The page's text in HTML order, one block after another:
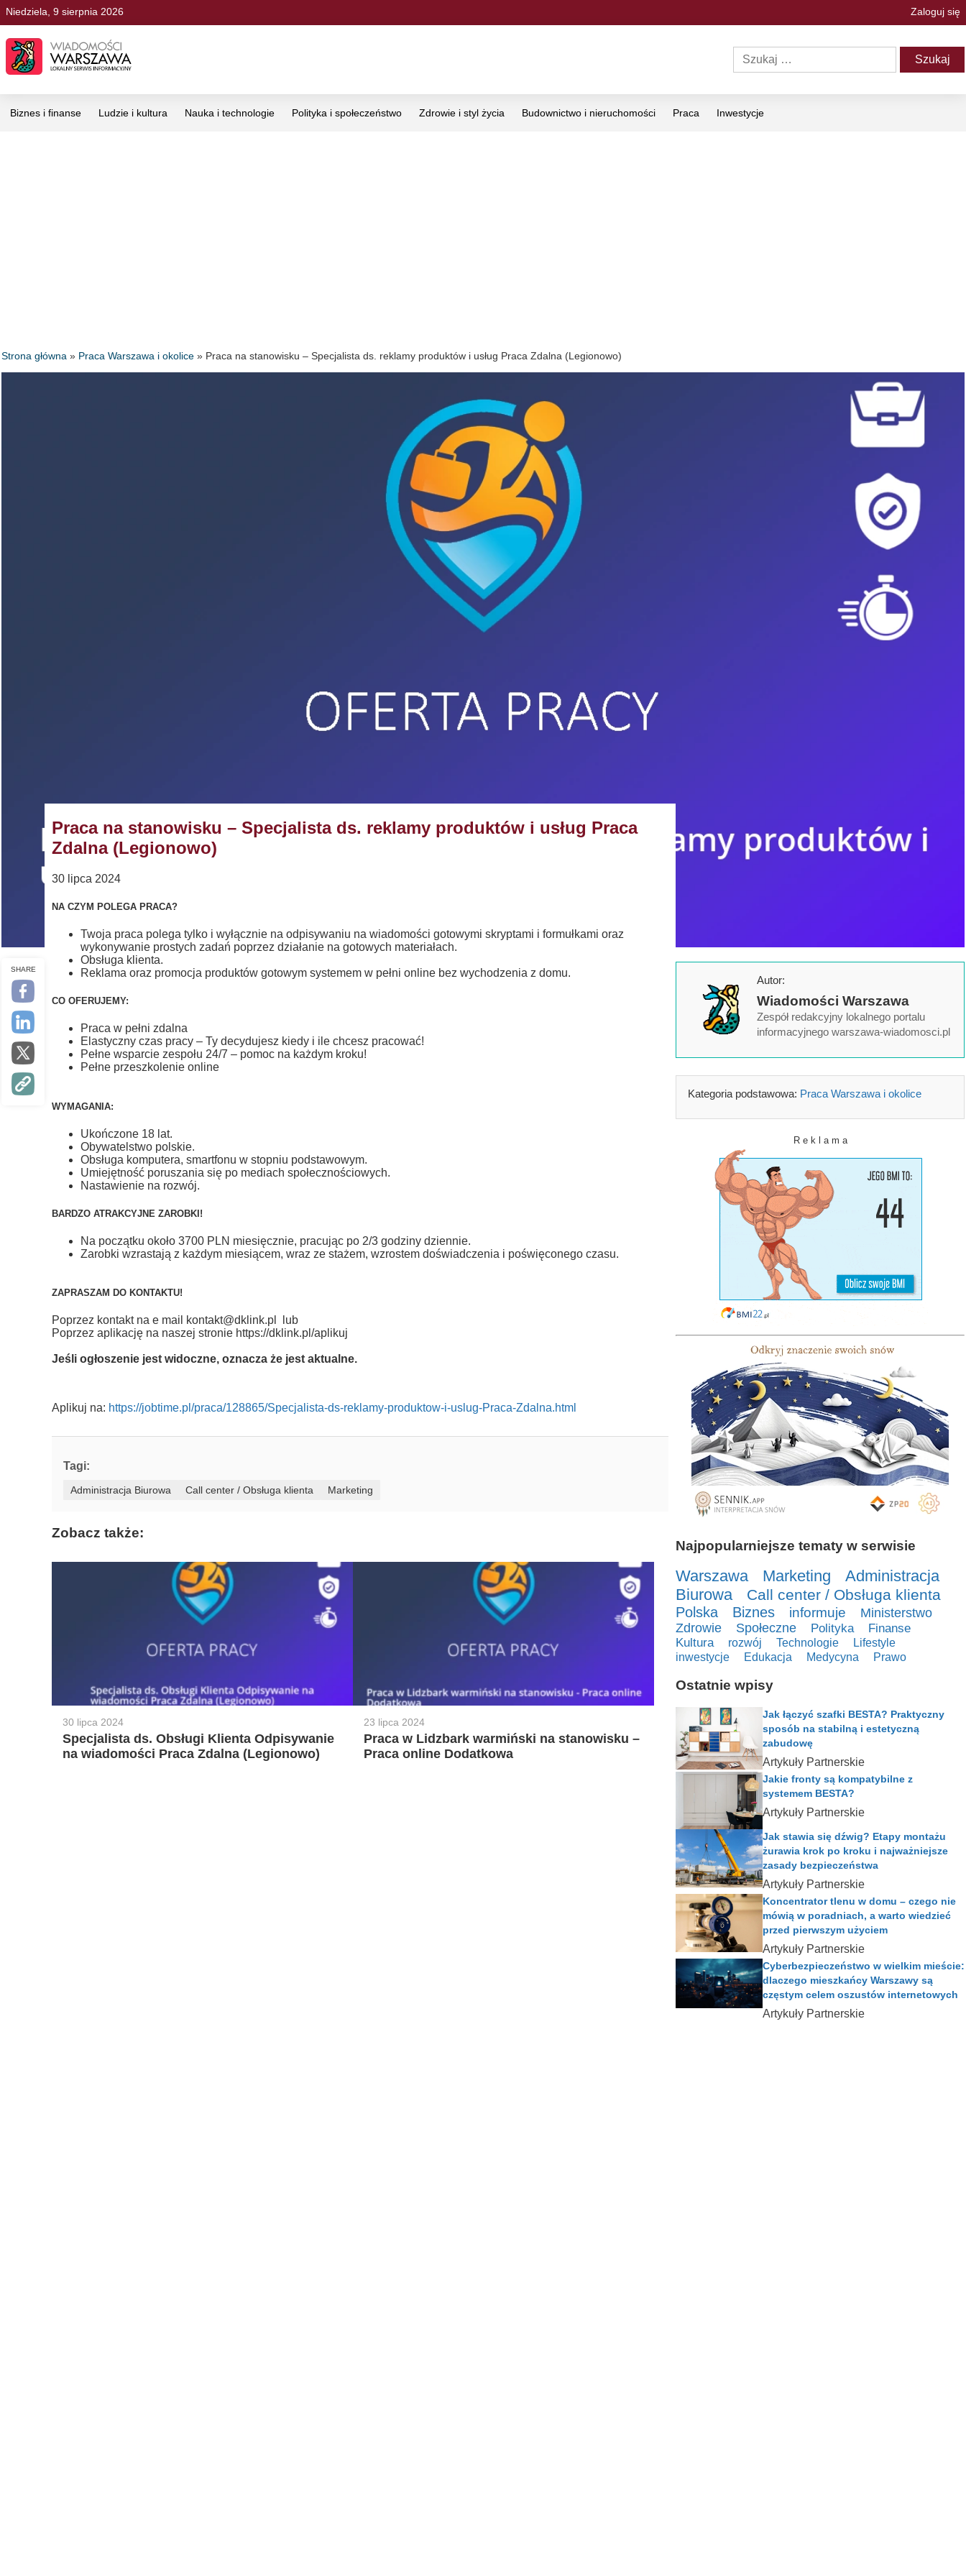
Niedziela, 9 sierpnia 2026 Zaloguj się
Biznes i finanse Ludzie i kultura Nauka i technologie Polityka i społeczeństwo Zdrowie i styl życia Budownictwo i nieruchomości Praca Inwestycje
Strona główna » Praca Warszawa i okolice » Praca na stanowisku – Specjalista ds. reklamy produktów i usług Praca Zdalna (Legionowo)
SHARE
Praca na stanowisku – Specjalista ds. reklamy produktów i usług Praca
Zdalna (Legionowo)
30 lipca 2024
NA CZYM POLEGA PRACA?
Twoja praca polega tylko i wyłącznie na odpisywaniu na wiadomości gotowymi skryptami i formułkami oraz
wykonywanie prostych zadań poprzez działanie na gotowych materiałach.
Obsługa klienta.
Reklama oraz promocja produktów gotowym systemem w pełni online bez wychodzenia z domu.
CO OFERUJEMY:
Praca w pełni zdalna
Elastyczny czas pracy – Ty decydujesz kiedy i ile chcesz pracować!
Pełne wsparcie zespołu 24/7 – pomoc na każdym kroku!
Pełne przeszkolenie online
WYMAGANIA:
Ukończone 18 lat.
Obywatelstwo polskie.
Obsługa komputera, smartfonu w stopniu podstawowym.
Umiejętność poruszania się po mediach społecznościowych.
Nastawienie na rozwój.
BARDZO ATRAKCYJNE ZAROBKI!
Na początku około 3700 PLN miesięcznie, pracując po 2/3 godziny dziennie.
Zarobki wzrastają z każdym miesiącem, wraz ze stażem, wzrostem doświadczenia i poświęconego czasu.
ZAPRASZAM DO KONTAKTU!
Poprzez kontakt na e mail kontakt@dklink.pl
lub
Poprzez aplikację na naszej stronie https://dklink.pl/aplikuj
Jeśli ogłoszenie jest widoczne, oznacza że jest aktualne.
Aplikuj na: https://jobtime.pl/praca/128865/Specjalista-ds-reklamy-produktow-i-uslug-Praca-Zdalna.html
Tagi:
Administracja Biurowa Call center / Obsługa klienta Marketing
Zobacz także:
30 lipca 2024
Specjalista ds. Obsługi Klienta Odpisywanie
na wiadomości Praca Zdalna (Legionowo)
23 lipca 2024
Praca w Lidzbark warmiński na stanowisku –
Praca online Dodatkowa
Autor:
Wiadomości Warszawa
Zespół redakcyjny lokalnego portalu
informacyjnego warszawa-wiadomosci.pl
Kategoria podstawowa: Praca Warszawa i okolice
R e k l a m a
Najpopularniejsze tematy w serwisie
Warszawa Marketing
Administracja
Biurowa
Call center / Obsługa klienta
Polska Biznes informuje Ministerstwo
Zdrowie Społeczne Polityka
Finanse
Kultura
rozwój Technologie
Lifestyle
inwestycje
Edukacja Medycyna Prawo
Ostatnie wpisy
Artykuły Partnerskie
Jak łączyć szafki BESTA? Praktyczny
sposób na stabilną i estetyczną
zabudowę
Artykuły Partnerskie
Jakie fronty są kompatybilne z
systemem BESTA?
Artykuły Partnerskie
Jak stawia się dźwig? Etapy montażu
żurawia krok po kroku i najważniejsze
zasady bezpieczeństwa
Artykuły Partnerskie
Koncentrator tlenu w domu – czego nie
mówią w poradniach, a warto wiedzieć
przed pierwszym użyciem
Artykuły Partnerskie
Cyberbezpieczeństwo w wielkim mieście:
dlaczego mieszkańcy Warszawy są
częstym celem oszustów internetowych